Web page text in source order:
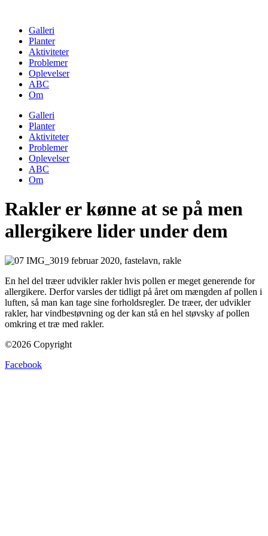
contentGalleri
Planter
Aktiviteter
Problemer
Oplevelser
ABC
Om
Galleri
Planter
Aktiviteter
Problemer
Oplevelser
ABC
Om
Rakler er kønne at se på men
allergikere lider under dem
En hel del træer udvikler rakler hvis pollen er meget generende for
allergikere. Derfor varsles der tidligt på året om mængden af pollen i
luften, så man kan tage sine forholdsregler. De træer, der udvikler
rakler, har vindbestøvning og der kan stå en hel støvsky af pollen
omkring et træ med rakler.
©2026 Copyright
Facebook